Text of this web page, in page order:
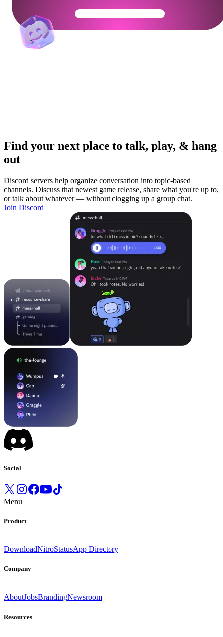
Get Your Community Ready
Find your next place to talk, play, & hang
out
Discord servers help organize conversation into topic-based
channels. Discuss that newest game release, share what you're up to,
or talk about whatever — without clogging up a group chat.
Join Discord
Social
Menu
Product
DownloadNitroStatusApp Directory
Company
AboutJobsBrandingNewsroom
Resources